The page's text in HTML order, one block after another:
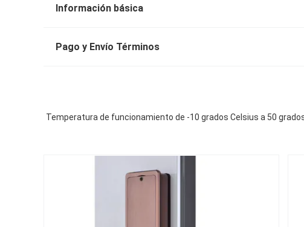
Información básica
Pago y Envío Términos
Temperatura de funcionamiento de -10 grados Celsius a 50